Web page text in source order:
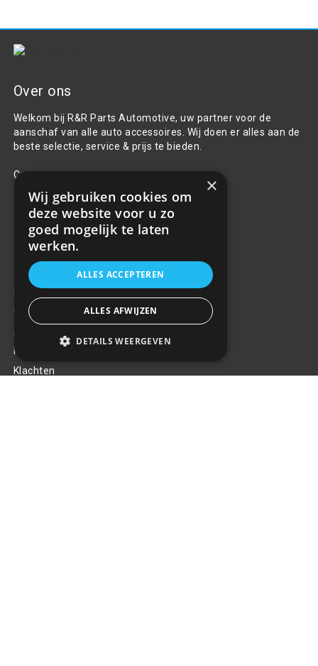
Over ons
Welkom bij R&R Parts Automotive, uw partner voor de
aanschaf van alle auto accessoires. Wij doen er alles aan de
beste selectie, service & prijs te bieden.
Contact
+31(0)85 486 83 17
info@rrparts.nl
Klantenservice
Over ons
Contact
Algemene voorwaarden
Privacy Policy
Klachten
×
Wij gebruiken cookies om
deze website voor u zo
goed mogelijk te laten
werken.
ALLES ACCEPTEREN
ALLES AFWIJZEN
DETAILS WEERGEVEN